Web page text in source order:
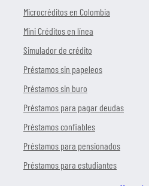
Microcréditos en Colombia
Mini Créditos en línea
Simulador de crédito
Préstamos sin papeleos
Préstamos sin buro
Préstamos para pagar deudas
Préstamos confiables
Préstamos para pensionados
Préstamos para estudiantes